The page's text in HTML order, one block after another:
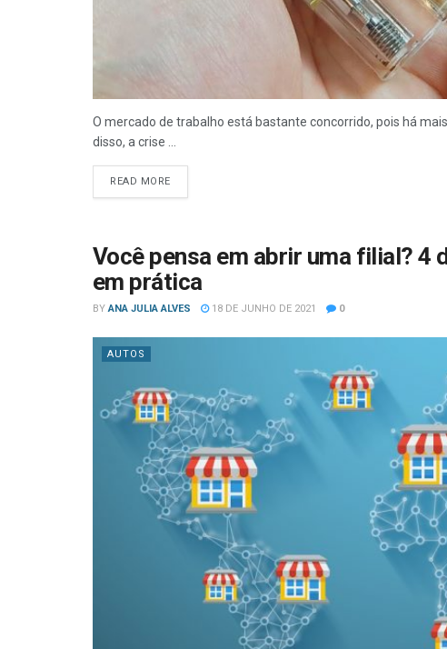
O mercado de trabalho está bastante concorrido, pois há
disso, a crise ...
READ MORE
Você pensa em abrir uma filial? 4
em prática
BY ANA JULIA ALVES 18 DE JUNHO DE 2021 0
AUTOS